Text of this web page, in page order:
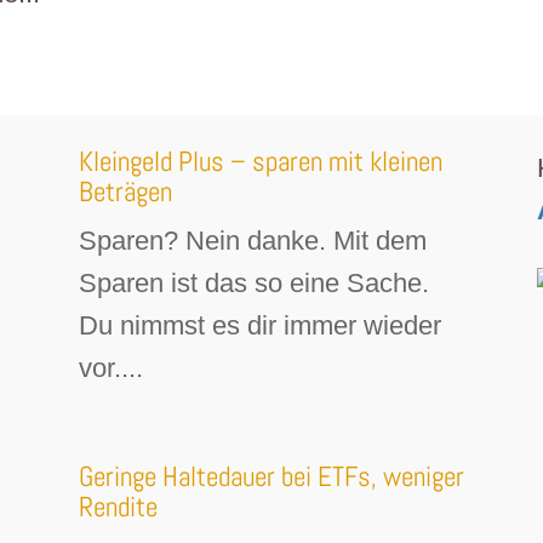
Kleingeld Plus – sparen mit kleinen
Beträgen
Sparen? Nein danke. Mit dem
Sparen ist das so eine Sache.
Du nimmst es dir immer wieder
vor....
Geringe Haltedauer bei ETFs, weniger
Rendite